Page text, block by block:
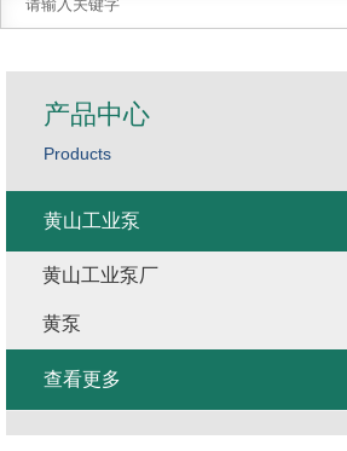
产品中心
Products
黄山工业泵
黄山工业泵厂
黄泵
查看更多